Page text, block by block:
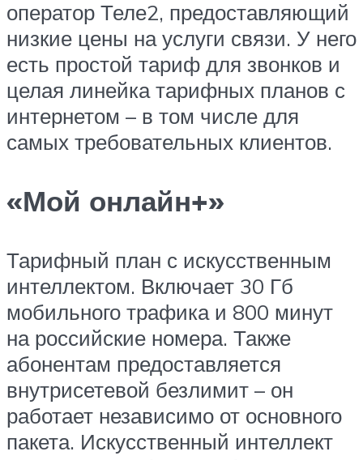
оператор Теле2, предоставляющий
низкие цены на услуги связи. У него
есть простой тариф для звонков и
целая линейка тарифных планов с
интернетом – в том числе для
самых требовательных клиентов.
«Мой онлайн+»
Тарифный план с искусственным
интеллектом. Включает 30 Гб
мобильного трафика и 800 минут
на российские номера. Также
абонентам предоставляется
внутрисетевой безлимит – он
работает независимо от основного
пакета. Искусственный интеллект